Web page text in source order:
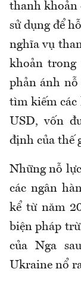
thanh khoản
sử dụng để
nghĩa vụ
khoản
phản ánh nỗ
tìm kiếm các
USD, vốn
định của thế
Những nỗ
các ngân
kể từ năm
biện pháp
của Nga
Ukraine nổ